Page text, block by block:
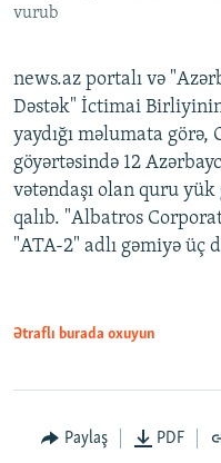
vurub
news.az portalı və
Dəstək" İctimai
yaydığı məlumata görə,
göyərtəsində 12
vətəndaşı olan quru
qalıb. "Albatros
"ATA-2" adlı gəmiyə üç
Ətraflı burada oxuyun
Paylaş PDF